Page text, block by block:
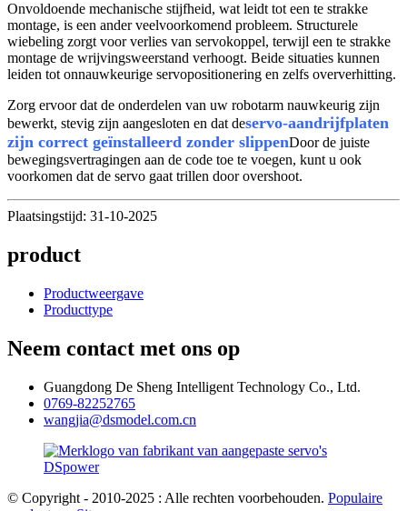
Onvoldoende mechanische stijfheid, wat leidt tot een te strakke
montage, is een ander veelvoorkomend probleem. Structurele
wiebeling zorgt voor verlies van servokoppel, terwijl een te strakke
montage de wrijvingsweerstand verhoogt. Beide situaties kunnen
leiden tot onnauwkeurige servopositionering en zelfs oververhitting.
Zorg ervoor dat de onderdelen van uw robotarm nauwkeurig zijn
bewerkt, stevig zijn aangesloten en dat deservo-aandrijfplaten
zijn correct geïnstalleerd zonder slippenDoor de juiste
bewegingsvertragingen aan de code toe te voegen, kunt u ook
voorkomen dat de servo gaat trillen door overshoot.
Plaatsingstijd: 31-10-2025
product
Productweergave
Producttype
Neem contact met ons op
Guangdong De Sheng Intelligent Technology Co., Ltd.
0769-82252765
wangjia@dsmodel.com.cn
© Copyright - 2010-2025 : Alle rechten voorbehouden. Populaire